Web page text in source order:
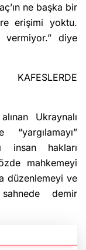
ne başka bir
erişimi yoktu.
diye
KAFESLERDE
Ukraynalı
insan hakları
mahkemeyi
düzenlemeyi ve
demir